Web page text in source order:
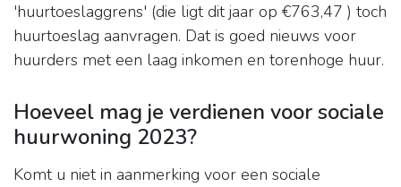
'huurtoeslaggrens' (die ligt dit jaar op €763,47 ) toch
huurtoeslag aanvragen. Dat is goed nieuws voor
huurders met een laag inkomen en torenhoge huur.
Hoeveel mag je verdienen voor sociale
huurwoning 2023?
Komt u niet in aanmerking voor een sociale